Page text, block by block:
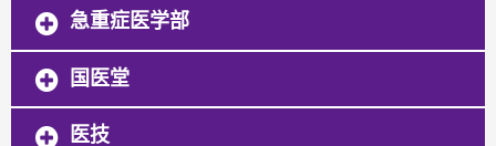
急重症医学部
国医堂
医技